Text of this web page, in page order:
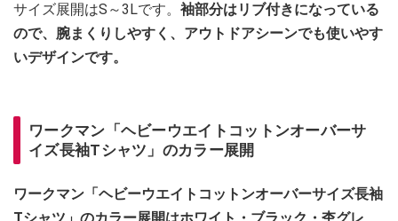
サイズ展開はS～3Lです。 袖部分はリブ付きになっている
ので、腕まくりしやすく、アウトドアシーンでも使いやす
いデザインです。
ワークマン「ヘビーウエイトコットンオーバーサ
イズ長袖Tシャツ」のカラー展開
ワークマン「ヘビーウエイトコットンオーバーサイズ長袖